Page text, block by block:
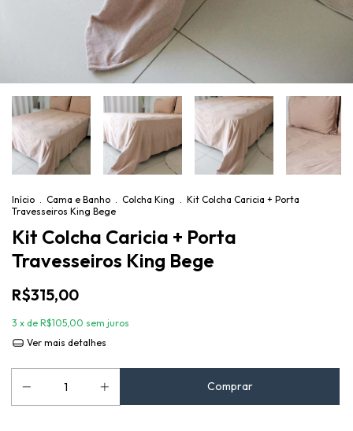
Início . Cama e Banho . Colcha King . Kit Colcha Caricia + Porta
Travesseiros King Bege
Kit Colcha Caricia + Porta
Travesseiros King Bege
R$315,00
3 x de R$105,00 sem juros
Ver mais detalhes